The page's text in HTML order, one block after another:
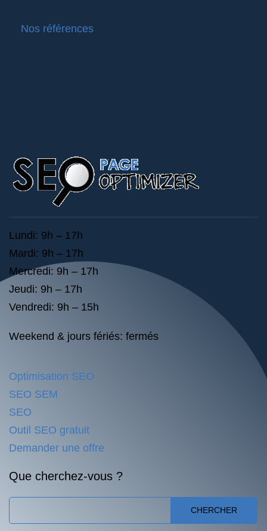
Nos références
Lundi: 9h – 17h
Mardi: 9h – 17h
Mercredi: 9h – 17h
Jeudi: 9h – 17h
Vendredi: 9h – 15h
Weekend & jours fériés: fermés
Optimisation SEO
SEO SEM
SEO
Outil SEO gratuit
Demander une offre
Que cherchez-vous ?
CHERCHER